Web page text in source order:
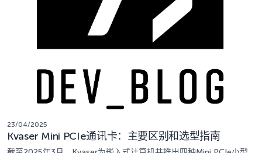
23/04/2025
Kvaser Mini PCIe通讯卡：主要区别和选型指南